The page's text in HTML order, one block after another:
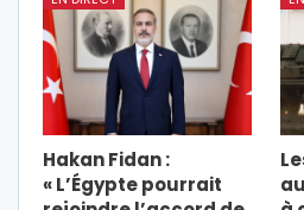
Hakan Fidan :
« L’Égypte pourrait